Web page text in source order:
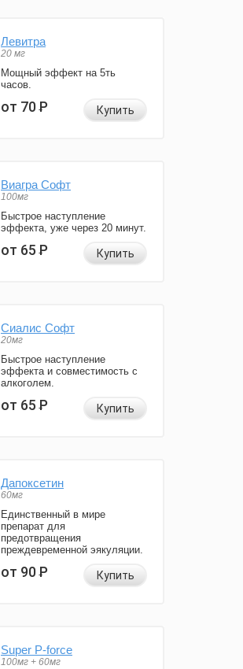
Левитра
20 мг
Мощный эффект на 5ть
часов.
от 70Р Купить
Виагра Софт
100мг
Быстрое наступление
эффекта, уже через 20 минут.
от 65Р Купить
Сиалис Софт
20мг
Быстрое наступление
эффекта и совместимость с
алкоголем.
от 65Р Купить
Дапоксетин
60мг
Единственный в мире
препарат для
предотвращения
преждевременной эякуляции.
от 90Р Купить
Super P-force
100мг + 60мг